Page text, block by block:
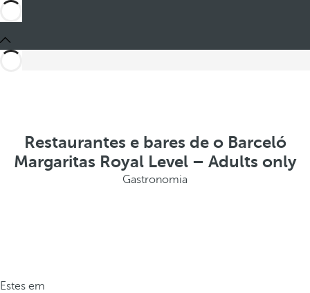
Restaurantes e bares de o Barceló
Margaritas Royal Level – Adults only
Gastronomia
Estes em